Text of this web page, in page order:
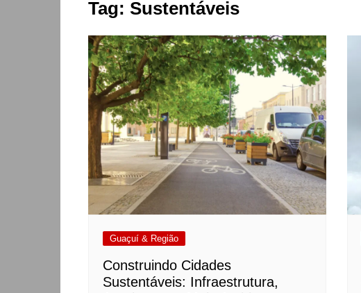
Tag: Sustentáveis
Guaçuí & Região
Construindo Cidades
Sustentáveis: Infraestrutura,